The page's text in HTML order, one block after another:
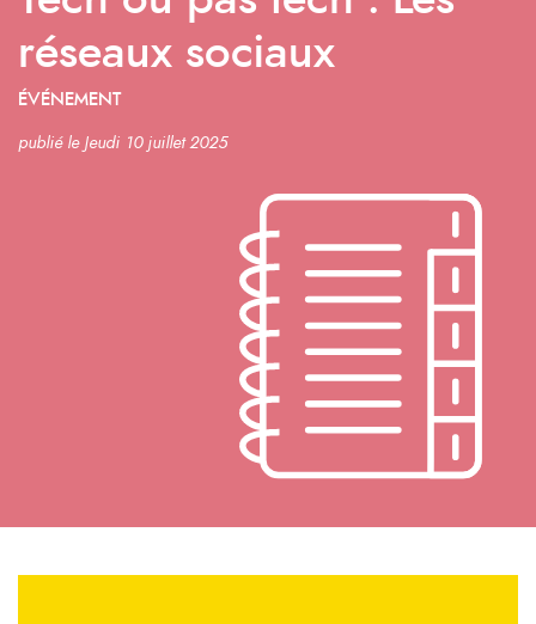
réseaux sociaux
ÉVÉNEMENT
publié le Jeudi 10 juillet 2025